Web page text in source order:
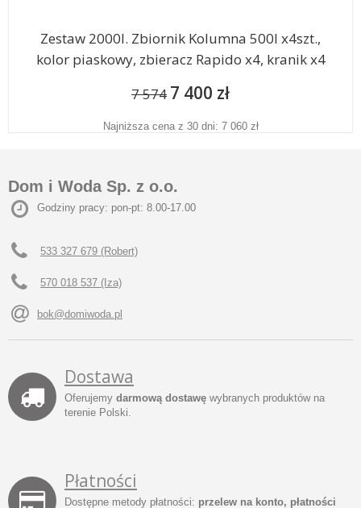
Zestaw 2000l. Zbiornik Kolumna 500l x4szt.,
kolor piaskowy, zbieracz Rapido x4, kranik x4
7 574 7 400 zł
Najniższa cena z 30 dni: 7 060 zł
Dom i Woda Sp. z o.o.
Godziny pracy: pon-pt: 8.00-17.00
533 327 679 (Robert)
570 018 537 (Iza)
bok@domiwoda.pl
Dostawa
Oferujemy darmową dostawę wybranych produktów na
terenie Polski.
Płatności
Dostępne metody płatności: przelew na konto, płatności